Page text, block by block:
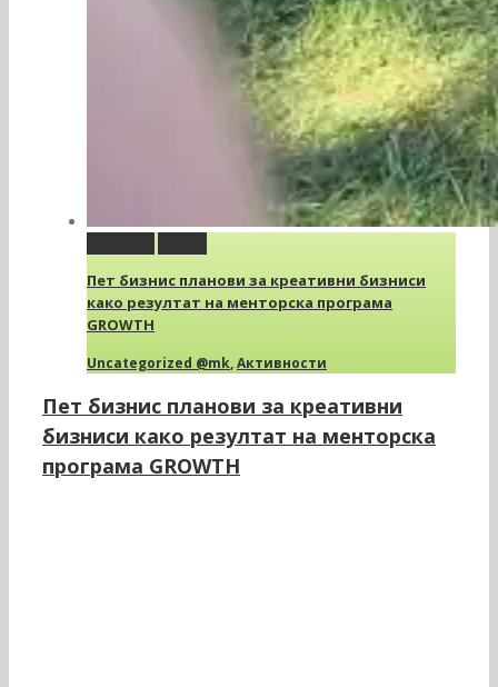
Пет бизнис планови за креативни бизниси
како резултат на менторска програма
GROWTH
Uncategorized @mk,Активности
Пет бизнис планови за креативни
бизниси како резултат на менторска
програма GROWTH